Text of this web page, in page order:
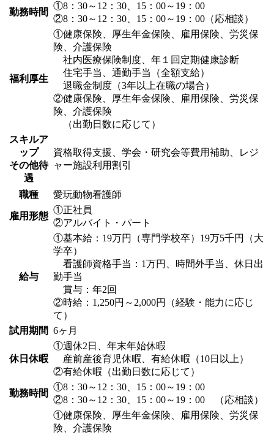
勤務時間
①8：30～12：30、15：00～19：00
②8：30～12：30、15：00～19：00（応相談）
福利厚生
①健康保険、厚生年金保険、雇用保険、労災保
険、介護保険
社内医療保険制度、年１回定期健康診断
住宅手当、通勤手当（全額支給）
退職金制度（3年以上在職の場合）
②健康保険、厚生年金保険、雇用保険、労災保
険、介護保険
（出勤日数に応じて）
スキルア
ップ
その他待
遇
資格取得支援、学会・研究会等費用補助、レジ
ャー施設利用割引
職種 愛玩動物看護師
雇用形態
①正社員
②アルバイト・パート
給与
①基本給：19万円（専門学校卒）19万5千円（大
学卒）
看護師資格手当：1万円、時間外手当、休日出
勤手当
賞与：年2回
②時給：1,250円～2,000円（経験・能力に応じ
て）
試用期間 6ヶ月
休日休暇
①週休2日、年末年始休暇
産前産後育児休暇、有給休暇（10日以上）
②有給休暇（出勤日数に応じて）
勤務時間
①8：30～12：30、15：00～19：00
②8：30～12：30、15：00～19：00 （応相談）
①健康保険、厚生年金保険、雇用保険、労災保
険、介護保険